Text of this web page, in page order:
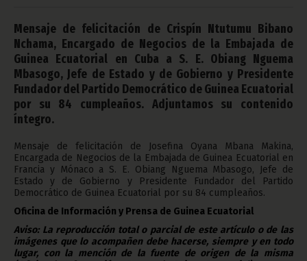
Mensaje de felicitación de Crispín Ntutumu Bibano
Nchama, Encargado de Negocios de la Embajada de
Guinea Ecuatorial en Cuba a S. E. Obiang Nguema
Mbasogo, Jefe de Estado y de Gobierno y Presidente
Fundador del Partido Democrático de Guinea Ecuatorial
por su 84 cumpleaños. Adjuntamos su contenido
íntegro.
Mensaje de felicitación de Josefina Oyana Mbana Makina,
Encargada de Negocios de la Embajada de Guinea Ecuatorial en
Francia y Mónaco a S. E. Obiang Nguema Mbasogo, Jefe de
Estado y de Gobierno y Presidente Fundador del Partido
Democrático de Guinea Ecuatorial por su 84 cumpleaños.
Oficina de Información y Prensa de Guinea Ecuatorial
Aviso: La reproducción total o parcial de este artículo o de las
imágenes que lo acompañen debe hacerse, siempre y en todo
lugar, con la mención de la fuente de origen de la misma